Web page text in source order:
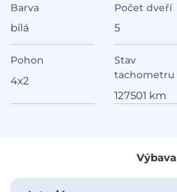
Barva
bílá
Počet dveří
5
Pohon
4x2
Stav
tachometru
127501 km
Výbava